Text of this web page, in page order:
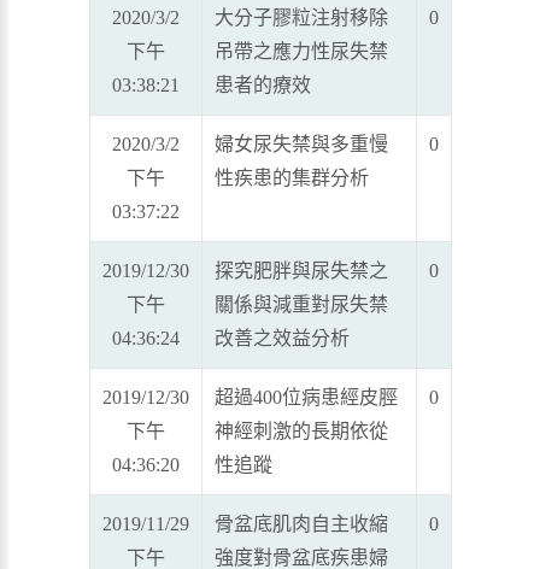
2020/3/2
下午
03:38:21
大分子膠粒注射移除
吊帶之應力性尿失禁
患者的療效
0
2020/3/2
下午
03:37:22
婦女尿失禁與多重慢
性疾患的集群分析
0
2019/12/30
下午
04:36:24
探究肥胖與尿失禁之
關係與減重對尿失禁
改善之效益分析
0
2019/12/30
下午
04:36:20
超過400位病患經皮脛
神經刺激的長期依從
性追蹤
0
2019/11/29
下午
骨盆底肌肉自主收縮
強度對骨盆底疾患婦
0